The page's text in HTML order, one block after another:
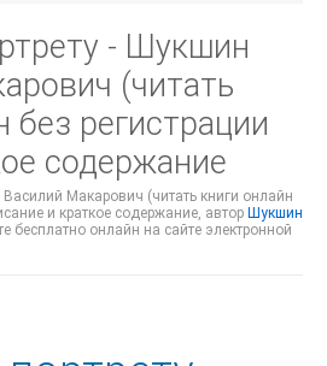
- Шукшин
(читать
без регистрации
содержание
Макарович (читать книги онлайн
и краткое содержание, автор Шукшин
бесплатно онлайн на сайте электронной